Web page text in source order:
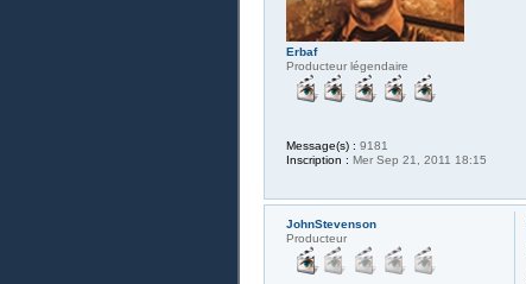
Erbaf
Producteur légendaire
Message(s) : 9181
Inscription : Mer Sep 21, 2011 18:15
JohnStevenson
Producteur